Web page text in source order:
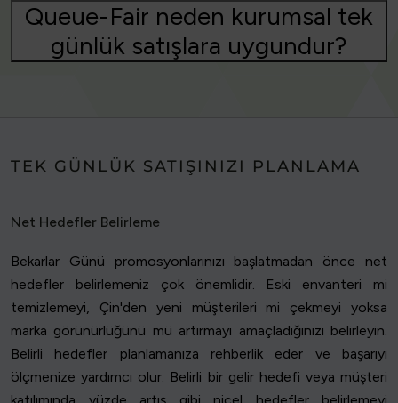
Queue-Fair neden kurumsal tek
günlük satışlara uygundur?
TEK GÜNLÜK SATIŞINIZI PLANLAMA
Net Hedefler Belirleme
Bekarlar Günü promosyonlarınızı başlatmadan önce net
hedefler belirlemeniz çok önemlidir. Eski envanteri mi
temizlemeyi, Çin'den yeni müşterileri mi çekmeyi yoksa
marka görünürlüğünü mü artırmayı amaçladığınızı belirleyin.
Belirli hedefler planlamanıza rehberlik eder ve başarıyı
ölçmenize yardımcı olur. Belirli bir gelir hedefi veya müşteri